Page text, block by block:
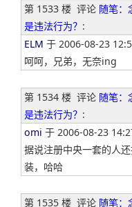
第 1533 楼 评论 随笔：
是违法行为？ :
ELM 于 2006-08-23
呵呵，兄弟，无奈ing
第 1534 楼 评论 随笔：
是违法行为？ :
omi 于 2006-08-23
据说注册中央一套的人
装，哈哈
第 1535 楼 评论 随笔：